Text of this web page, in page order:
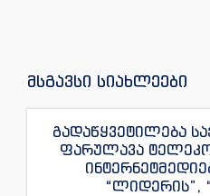
მსგავსი სიახლეები
გადაწყვეტილება
ფარულავა
“ლიდერის”,